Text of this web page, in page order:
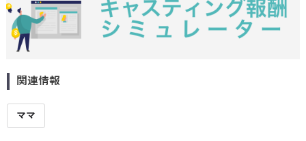
関連情報
ママ